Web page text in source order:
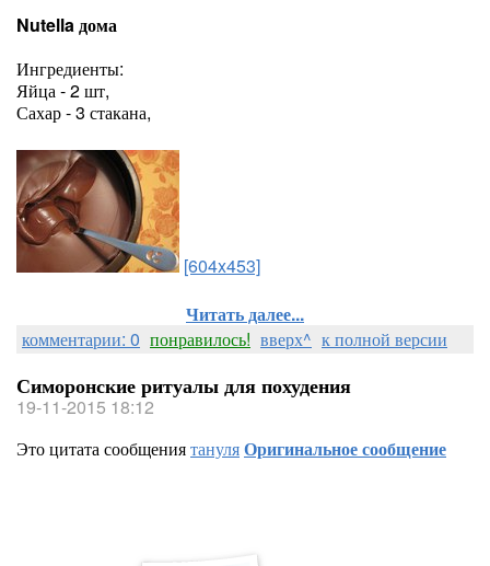
Nutella дома
Ингредиенты:
Яйца - 2 шт,
Сахар - 3 стакана,
[604x453]
Читать далее...
комментарии: 0 понравилось! вверх^ к полной версии
Симоронские ритуалы для похудения
19-11-2015 18:12
Это цитата сообщениятануляОригинальное сообщение